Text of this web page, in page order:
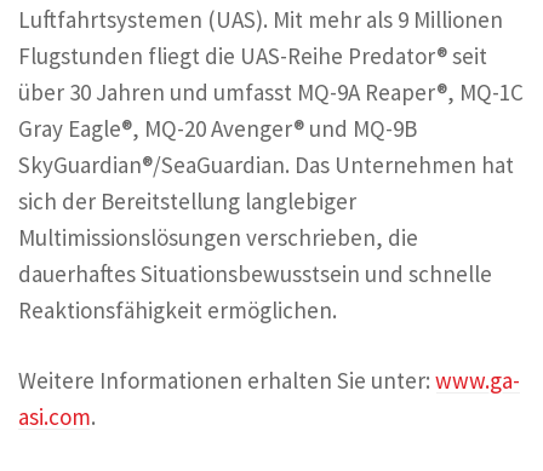
Luftfahrtsystemen (UAS). Mit mehr als 9 Millionen
Flugstunden fliegt die UAS-Reihe Predator® seit
über 30 Jahren und umfasst MQ-9A Reaper®, MQ-1C
Gray Eagle®, MQ-20 Avenger® und MQ-9B
SkyGuardian®/SeaGuardian. Das Unternehmen hat
sich der Bereitstellung langlebiger
Multimissionslösungen verschrieben, die
dauerhaftes Situationsbewusstsein und schnelle
Reaktionsfähigkeit ermöglichen.
Weitere Informationen erhalten Sie unter: www.ga-
asi.com.